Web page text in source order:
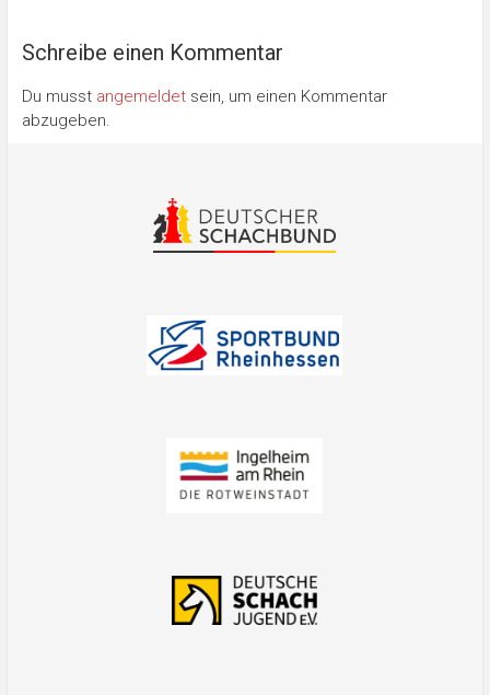
Schreibe einen Kommentar
Du musst angemeldetsein, um einen Kommentar
abzugeben.